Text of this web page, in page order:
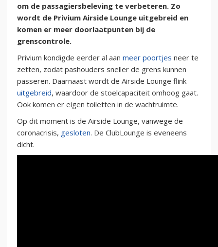
om de passagiersbeleving te verbeteren. Zo
wordt de Privium Airside Lounge uitgebreid en
komen er meer doorlaatpunten bij de
grenscontrole.
Privium kondigde eerder al aan meer poortjes neer te
zetten, zodat pashouders sneller de grens kunnen
passeren. Daarnaast wordt de Airside Lounge flink
uitgebreid, waardoor de stoelcapaciteit omhoog gaat.
Ook komen er eigen toiletten in de wachtruimte.
Op dit moment is de Airside Lounge, vanwege de
coronacrisis, gesloten. De ClubLounge is eveneens
dicht.